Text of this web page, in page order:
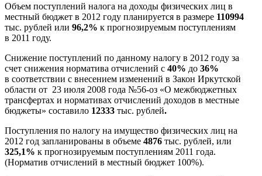
Объем поступлений налога на доходы физических лиц в
местный бюджет в 2012 году планируется в размере 110994
тыс. рублей или 96,2% к прогнозируемым поступлениям
в 2011 году.
Снижение поступлений по данному налогу в 2012 году за
счет снижения норматива отчислений с 40% до 36%
в соответствии с внесением изменений в Закон Иркутской
области от 23 июля 2008 года №56-оз «О межбюджетных
трансфертах и нормативах отчислений доходов в местные
бюджеты» составило 12333 тыс. рублей.
Поступления по налогу на имущество физических лиц на
2012 год запланированы в объеме 4876 тыс. рублей, или
325,1% к прогнозируемым поступлениям 2011 года.
(Норматив отчислений в местный бюджет 100%).